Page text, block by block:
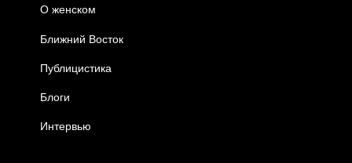
О женском
Ближний Восток
Публицистика
Блоги
Интервью